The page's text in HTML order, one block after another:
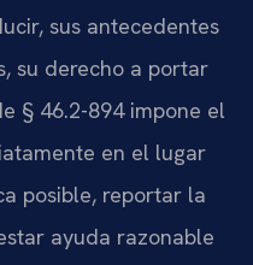
sus antecedentes
su derecho a portar
§ 46.2-894 impone el
en el lugar
posible, reportar la
ayuda razonable